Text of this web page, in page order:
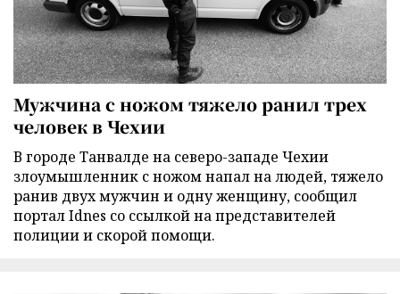
Мужчина с ножом тяжело ранил трех
человек в Чехии
В городе Танвалде на северо-западе Чехии
злоумышленник с ножом напал на людей, тяжело
ранив двух мужчин и одну женщину, сообщил
портал Idnes со ссылкой на представителей
полиции и скорой помощи.